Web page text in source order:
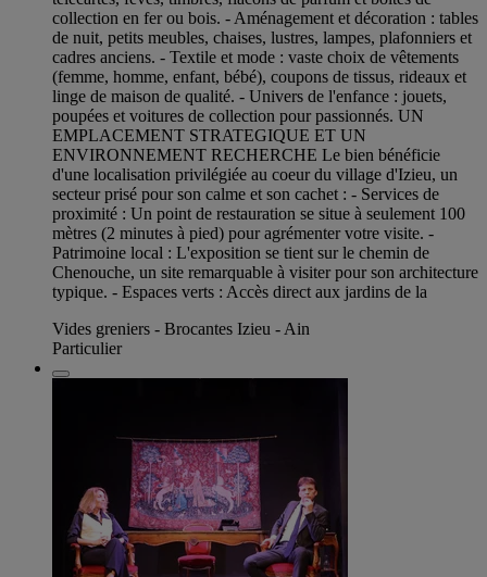
collection en fer ou bois. - Aménagement et décoration : tables
de nuit, petits meubles, chaises, lustres, lampes, plafonniers et
cadres anciens. - Textile et mode : vaste choix de vêtements
(femme, homme, enfant, bébé), coupons de tissus, rideaux et
linge de maison de qualité. - Univers de l'enfance : jouets,
poupées et voitures de collection pour passionnés. UN
EMPLACEMENT STRATEGIQUE ET UN
ENVIRONNEMENT RECHERCHE Le bien bénéficie
d'une localisation privilégiée au coeur du village d'Izieu, un
secteur prisé pour son calme et son cachet : - Services de
proximité : Un point de restauration se situe à seulement 100
mètres (2 minutes à pied) pour agrémenter votre visite. -
Patrimoine local : L'exposition se tient sur le chemin de
Chenouche, un site remarquable à visiter pour son architecture
typique. - Espaces verts : Accès direct aux jardins de la
Vides greniers - Brocantes Izieu - Ain
Particulier